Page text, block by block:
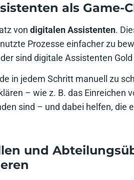
als Game-
von digitalen Assistenten.
Prozesse einfacher zu
sind digitale Assistenten
in jedem Schritt manuell zu
– wie z. B. das Einreichen
sind – und dabei helfen, die
und